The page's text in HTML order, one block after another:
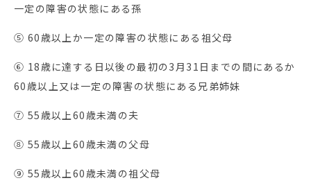
一定の障害の状態にある孫
⑤ 60歳以上か一定の障害の状態にある祖父母
⑥ 18歳に達する日以後の最初の3月31日までの間にあるか
60歳以上又は一定の障害の状態にある兄弟姉妹
⑦ 55歳以上60歳未満の夫
⑧ 55歳以上60歳未満の父母
⑨ 55歳以上60歳未満の祖父母